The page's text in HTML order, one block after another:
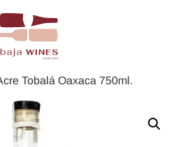
Tobalá Oaxaca 750ml.